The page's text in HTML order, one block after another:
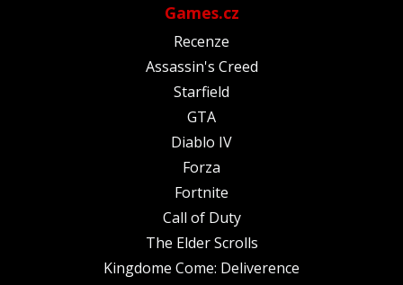
Games.cz
Recenze
Assassin's Creed
Starfield
GTA
Diablo IV
Forza
Fortnite
Call of Duty
The Elder Scrolls
Kingdome Come: Deliverence